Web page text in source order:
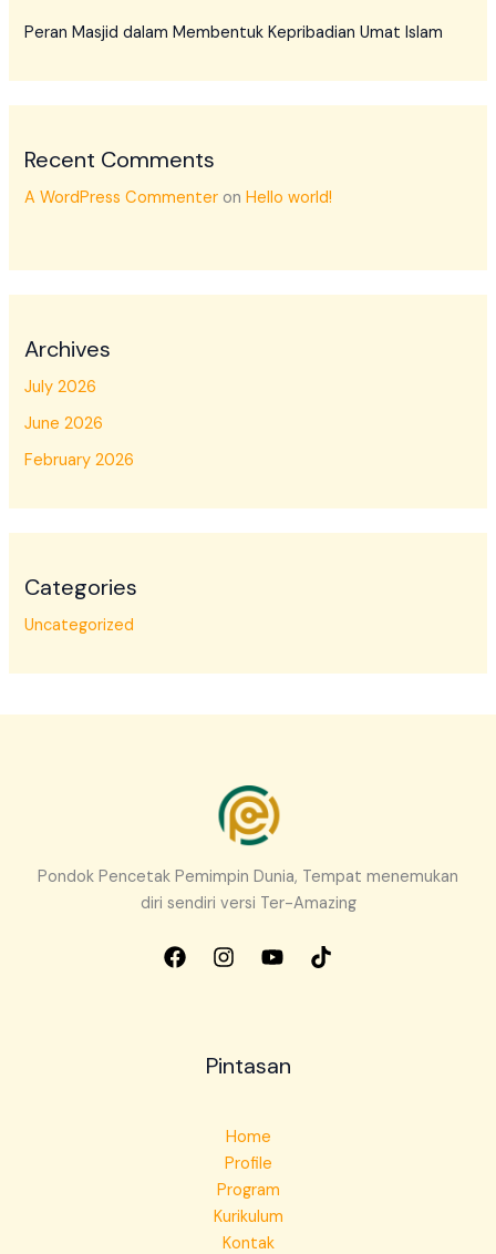
Peran Masjid dalam Membentuk Kepribadian Umat Islam
Recent Comments
A WordPress Commenter onHello world!
Archives
July 2026
June 2026
February 2026
Categories
Uncategorized
Pondok Pencetak Pemimpin Dunia, Tempat menemukan
diri sendiri versi Ter-Amazing
Pintasan
Home
Profile
Program
Kurikulum
Kontak